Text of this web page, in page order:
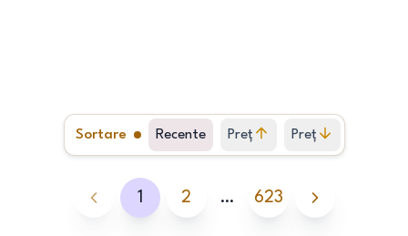
Sortare Recente Preț
crescător
Preț
descrescător
1 2 … 623